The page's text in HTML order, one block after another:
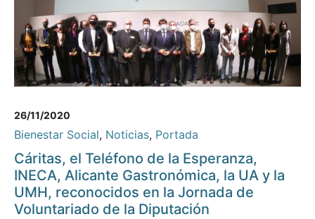
26/11/2020
Bienestar Social, Noticias, Portada
Cáritas, el Teléfono de la Esperanza,
INECA, Alicante Gastronómica, la UA y la
UMH, reconocidos en la Jornada de
Voluntariado de la Diputación